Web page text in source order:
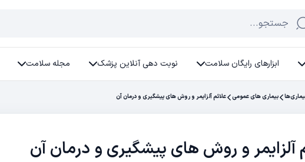
جستجو...
ابزارهای رایگان سلامت نوبت دهی آنلاین پزشک مجله سلامت
بیماری های عمومی علائم آلزایمر و روش های پیشگیری و درمان آن
آلزایمر و روش های پیشگیری و درمان آن